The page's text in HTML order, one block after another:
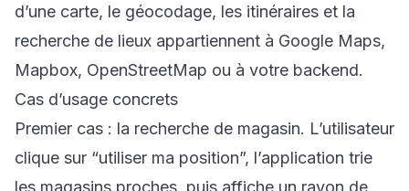
d’une carte, le géocodage, les itinéraires et la
recherche de lieux appartiennent à Google Maps,
Mapbox, OpenStreetMap ou à votre backend.
Cas d’usage concrets
Premier cas : la recherche de magasin. L’utilisateur
clique sur “utiliser ma position”, l’application trie
les magasins proches, puis affiche un rayon de